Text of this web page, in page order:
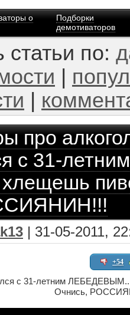
о
Подборки
демотиваторов
статьи по:
про
с 31-
| 31-05-2011,
+54
с 31-летним ЛЕБЕДЕВЫМ...
Очнись,